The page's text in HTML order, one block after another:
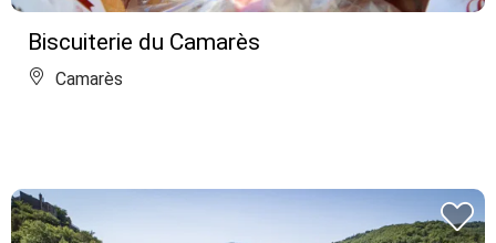
Biscuiterie du Camarès
Camarès